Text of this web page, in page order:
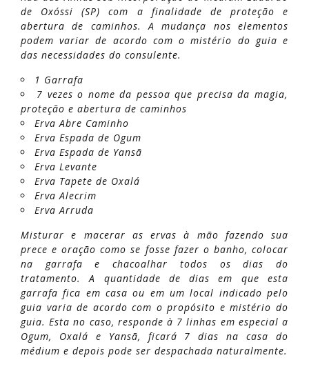
de Oxóssi (SP) com a finalidade de proteção e
abertura de caminhos. A mudança nos elementos
podem variar de acordo com o mistério do guia e
das necessidades do consulente.
1 Garrafa
7 vezes o nome da pessoa que precisa da magia,
proteção e abertura de caminhos
Erva Abre Caminho
Erva Espada de Ogum
Erva Espada de Yansã
Erva Levante
Erva Tapete de Oxalá
Erva Alecrim
Erva Arruda
Misturar e macerar as ervas à mão fazendo sua
prece e oração como se fosse fazer o banho, colocar
na garrafa e chacoalhar todos os dias do
tratamento. A quantidade de dias em que esta
garrafa fica em casa ou em um local indicado pelo
guia varia de acordo com o propósito e mistério do
guia. Esta no caso, responde à 7 linhas em especial a
Ogum, Oxalá e Yansã, ficará 7 dias na casa do
médium e depois pode ser despachada naturalmente.